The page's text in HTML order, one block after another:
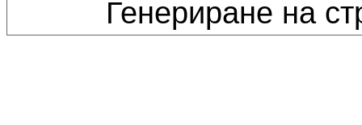
Генериране на